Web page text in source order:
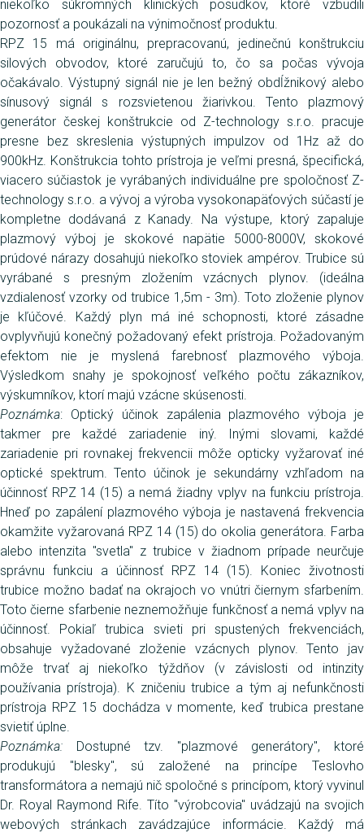
niekoľko súkromných klinických posudkov, ktoré vzbudili
pozornosť a poukázali na výnimočnosť produktu.
RPZ 15 má originálnu, prepracovanú, jedinečnú konštrukciu
silových obvodov, ktoré zaručujú to, čo sa počas vývoja
očakávalo. Výstupný signál nie je len bežný obdĺžnikový alebo
sínusový signál s rozsvietenou žiarivkou. Tento plazmový
generátor českej konštrukcie od Z-technology s.r.o. pracuje
presne bez skreslenia výstupných impulzov od 1Hz až do
900kHz. Konštrukcia tohto prístroja je veľmi presná, špecifická,
viacero súčiastok je vyrábaných individuálne pre spoločnosť Z-
technology s.r.o. a vývoj a výroba vysokonapäťových súčastí je
kompletne dodávaná z Kanady. Na výstupe, ktorý zapaluje
plazmový výboj je skokové napätie 5000-8000V, skokové
prúdové nárazy dosahujú niekoľko stoviek ampérov. Trubice sú
vyrábané s presným zložením vzácnych plynov. (ideálna
vzdialenosť vzorky od trubice 1,5m - 3m). Toto zloženie plynov
je kľúčové. Každý plyn má iné schopnosti, ktoré zásadne
ovplyvňujú konečný požadovaný efekt prístroja. Požadovaným
efektom nie je myslená farebnosť plazmového výboja.
Výsledkom snahy je spokojnosť veľkého počtu zákazníkov,
výskumníkov, ktorí majú vzácne skúsenosti.
Poznámka: Optický účinok zapálenia plazmového výboja je
takmer pre každé zariadenie iný. Inými slovami, každé
zariadenie pri rovnakej frekvencii môže opticky vyžarovať iné
optické spektrum. Tento účinok je sekundárny vzhľadom na
účinnosť RPZ 14 (15) a nemá žiadny vplyv na funkciu prístroja.
Hneď po zapálení plazmového výboja je nastavená frekvencia
okamžite vyžarovaná RPZ 14 (15) do okolia generátora. Farba
alebo intenzita "svetla" z trubice v žiadnom prípade neurčuje
správnu funkciu a účinnosť RPZ 14 (15). Koniec životnosti
trubice možno badať na okrajoch vo vnútri čiernym sfarbením.
Toto čierne sfarbenie neznemožňuje funkčnosť a nemá vplyv na
účinnosť. Pokiaľ trubica svieti pri spustených frekvenciách,
obsahuje vyžadované zloženie vzácnych plynov. Tento jav
môže trvať aj niekoľko týždňov (v závislosti od intinzity
používania prístroja). K zničeniu trubice a tým aj nefunkčnosti
prístroja RPZ 15 dochádza v momente, keď trubica prestane
svietiť úplne.
Poznámka: Dostupné tzv. "plazmové generátory", ktoré
produkujú "blesky", sú založené na princípe Teslovho
transformátora a nemajú nič spoločné s princípom, ktorý vyvinul
Dr. Royal Raymond Rife. Títo "výrobcovia" uvádzajú na svojich
webových stránkach zavádzajúce informácie. Každý má